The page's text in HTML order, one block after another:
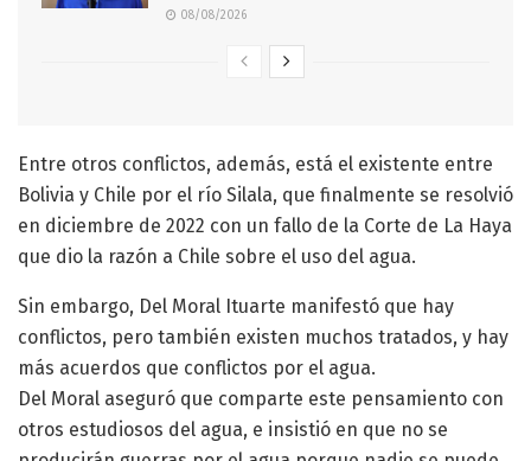
08/08/2026
Entre otros conflictos, además, está el existente entre
Bolivia y Chile por el río Silala, que finalmente se resolvió
en diciembre de 2022 con un fallo de la Corte de La Haya
que dio la razón a Chile sobre el uso del agua.
Sin embargo, Del Moral Ituarte manifestó que hay
conflictos, pero también existen muchos tratados, y hay
más acuerdos que conflictos por el agua.
Del Moral aseguró que comparte este pensamiento con
otros estudiosos del agua, e insistió en que no se